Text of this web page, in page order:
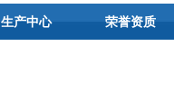
生产中心 荣誉资质